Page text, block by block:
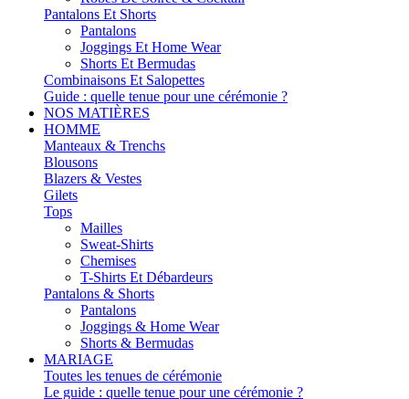
Pantalons Et Shorts
Pantalons
Joggings Et Home Wear
Shorts Et Bermudas
Combinaisons Et Salopettes
Guide : quelle tenue pour une cérémonie ?
NOS MATIÈRES
HOMME
Manteaux & Trenchs
Blousons
Blazers & Vestes
Gilets
Tops
Mailles
Sweat-Shirts
Chemises
T-Shirts Et Débardeurs
Pantalons & Shorts
Pantalons
Joggings & Home Wear
Shorts & Bermudas
MARIAGE
Toutes les tenues de cérémonie
Le guide : quelle tenue pour une cérémonie ?